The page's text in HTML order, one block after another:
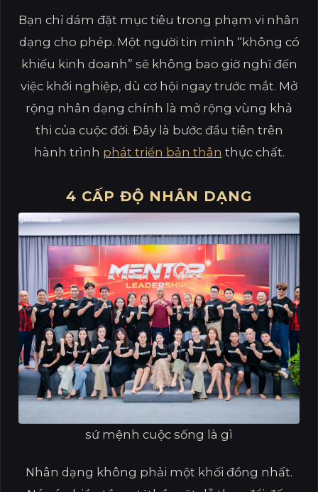
Bạn chỉ dám đặt mục tiêu trong phạm vi nhân
dạng cho phép. Một người tin mình “không có
khiếu kinh doanh” sẽ không bao giờ nghĩ đến
việc khởi nghiệp, dù cơ hội ngay trước mắt. Mở
rộng nhân dạng chính là mở rộng vùng khả
thi của cuộc đời. Đây là bước đầu tiên trên
hành trình phát triển bản thân thực chất.
4 CẤP ĐỘ NHÂN DẠNG
sứ mệnh cuộc sống là gì
Nhân dạng không phải một khối đồng nhất.